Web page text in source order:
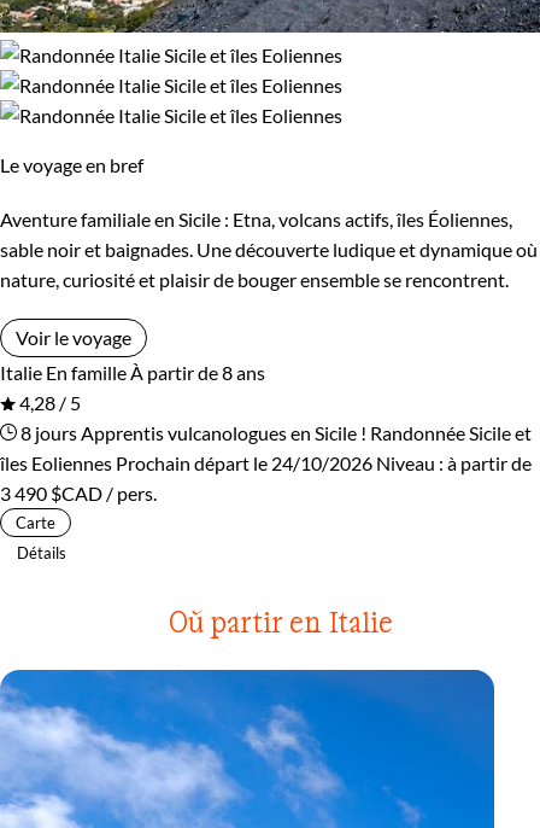
Le voyage en bref
Aventure familiale en Sicile : Etna, volcans actifs, îles Éoliennes,
sable noir et baignades. Une découverte ludique et dynamique où
nature, curiosité et plaisir de bouger ensemble se rencontrent.
Voir le voyage
Italie En famille À partir de 8 ans
4,28 / 5
8 jours Apprentis vulcanologues en Sicile ! Randonnée Sicile et
îles Eoliennes Prochain départ le 24/10/2026 Niveau : à partir de
3 490 $CAD / pers.
Carte
Détails
Où partir en Italie